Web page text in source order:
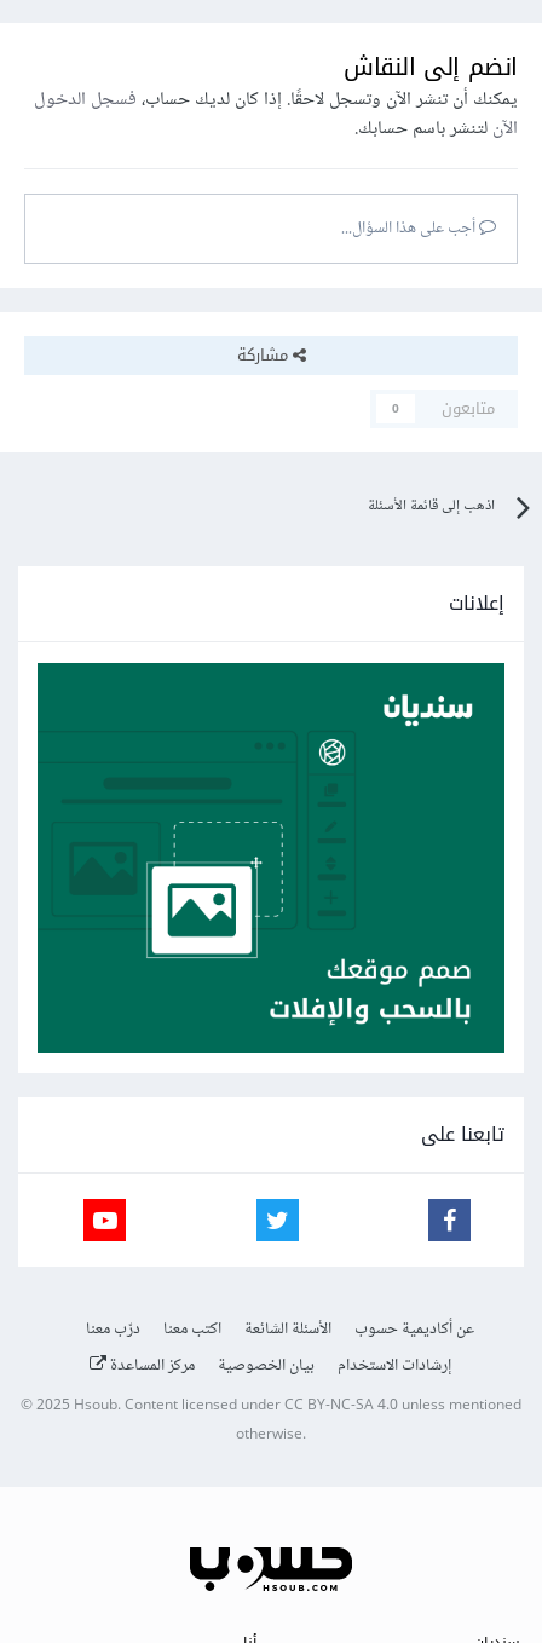
انضم إلى النقاش
يمكنك أن تنشر الآن وتسجل لاحقًا. إذا كان لديك حساب،فسجل الدخول
الآنلتنشر باسم حسابك.
أجب على هذا السؤال...
مشاركة
متابعون
0
اذهب إلى قائمة الأسئلة
إعلانات
تابعنا على
عن أكاديمية حسوب الأسئلة الشائعة اكتب معنا
درّب معنا
إرشادات الاستخدام
بيان الخصوصية مركز المساعدة
© 2025Hsoub.Content licensed underCC BY-NC-SA 4.0unless mentioned
otherwise.